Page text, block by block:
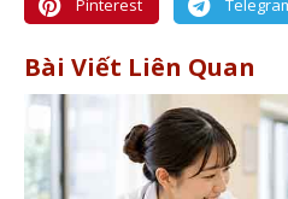
Pinterest
Bài Viết Liên Quan